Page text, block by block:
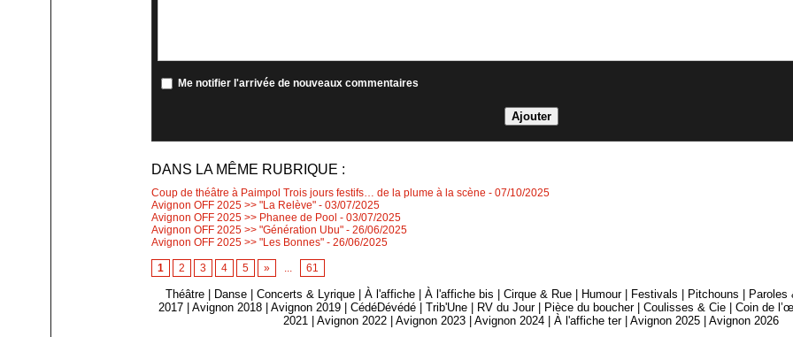
Me notifier l'arrivée de nouveaux commentaires
DANS LA MÊME RUBRIQUE :
Coup de théâtre à Paimpol Trois jours festifs… de la plume à la scène - 07/10/2025
Avignon OFF 2025 >> "La Relève" - 03/07/2025
Avignon OFF 2025 >> Phanee de Pool - 03/07/2025
Avignon OFF 2025 >> "Génération Ubu" - 26/06/2025
Avignon OFF 2025 >> "Les Bonnes" - 26/06/2025
1 2 3 4 5 » ... 61
Théâtre Danse |Concerts & Lyrique |À l'affiche |À l'affiche bis |Cirque & Rue Humour Festivals Pitchouns Paroles
2017
|Avignon 2018 |Avignon 2019 |CédéDévédé |Trib'Une RV du Jour Pièce du boucher |Coulisses & Cie |Coin de
2021
|Avignon 2022 |Avignon 2023 |Avignon 2024 |À l'affiche ter |Avignon 2025 |Avignon 2026